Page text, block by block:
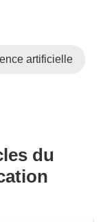
artificielle
du